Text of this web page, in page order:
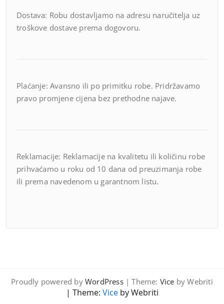
Dostava: Robu dostavljamo na adresu naručitelja uz
troškove dostave prema dogovoru.
Plaćanje: Avansno ili po primitku robe. Pridržavamo
pravo promjene cijena bez prethodne najave.
Reklamacije: Reklamacije na kvalitetu ili količinu robe
prihvaćamo u roku od 10 dana od preuzimanja robe
ili prema navedenom u garantnom listu.
Proudly powered by WordPress| Theme: Vice by Webriti
| Theme: Viceby Webriti